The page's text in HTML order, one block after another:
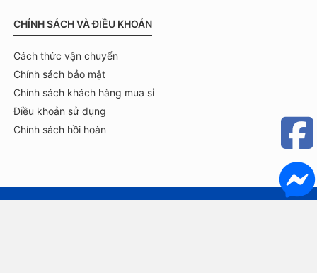
CHÍNH SÁCH VÀ ĐIỀU KHOẢN
Cách thức vận chuyển
Chính sách bảo mật
Chính sách khách hàng mua sỉ
Điều khoản sử dụng
Chính sách hồi hoàn